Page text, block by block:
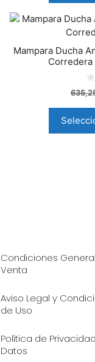
Mampara Ducha
Corredera
0
d
5
Condiciones
Venta
Aviso Legal y
de Uso
Política de
Datos